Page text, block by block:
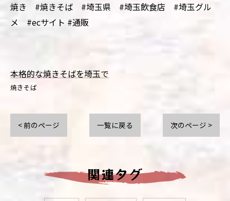
焼き #焼きそば #埼玉県 #埼玉飲食店 #埼玉グル
メ #ecサイト #通販
本格的な焼きそばを埼玉で
焼きそば
< 前のページ 一覧に戻る 次のページ >
関連タグ